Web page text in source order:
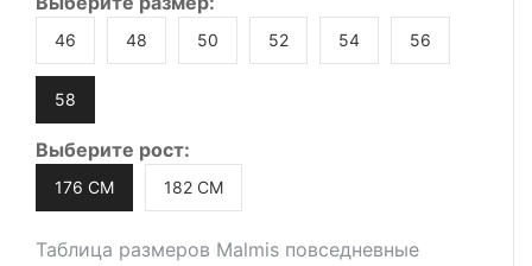
46 48 50 52 54 56
58
Выберите рост:
176 СМ 182 СМ
Таблица размеров Malmis повседневные